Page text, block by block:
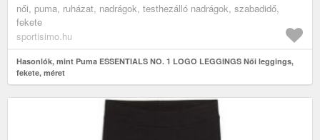
női, puma, ruházat, nadrágok, testhezálló nadrágok, szabadidő,
fekete
sportisimo.hu
Hasonlók, mint Puma ESSENTIALS NO. 1 LOGO LEGGINGS Női leggings,
fekete, méret